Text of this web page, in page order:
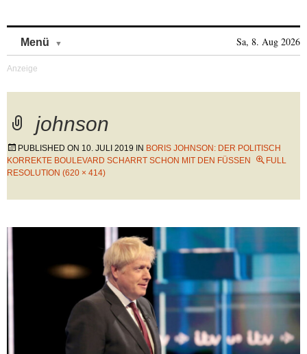
Menü Sa, 8. Aug 2026
johnson
PUBLISHED ON 10. JULI 2019 IN BORIS JOHNSON: DER POLITISCH
KORREKTE BOULEVARD SCHARRT SCHON MIT DEN FÜSSEN
FULL
RESOLUTION (620 × 414)